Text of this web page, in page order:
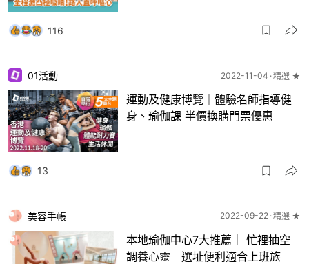
116
01活動 2022-11-04 精選 ★
運動及健康博覽｜體驗名師指導健
身、瑜伽課 半價換購門票優惠
13
美容手帳 2022-09-22 精選 ★
本地瑜伽中心7大推薦｜ 忙裡抽空
調養心靈 選址便利適合上班族